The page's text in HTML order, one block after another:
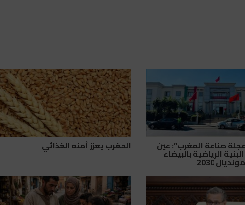
صناعة المغرب”: عين
الرياضية بالبيضاء
2030
المغرب يعزز أمنه الغذائي